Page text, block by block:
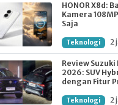
HONOR X8d:
Kamera
Saja
Teknologi 2
Review Suzuki
2026: SUV
dengan Fitur
Teknologi 2